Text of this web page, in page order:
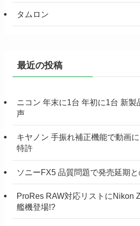
タムロン
最近の投稿
ニコン 年末に1台 年初に1台 新製
声
キヤノン 手振れ補正機能で動画
特許
ソニーFX5 品質問題で発売延期
ProRes RAW対応リストにNikon
艦機登場!?